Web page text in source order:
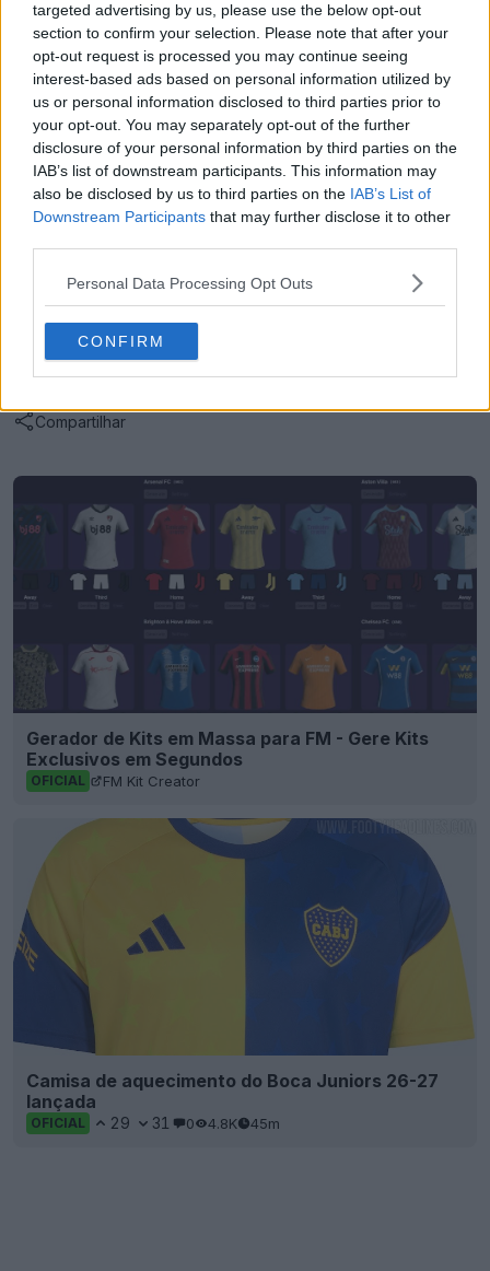
targeted advertising by us, please use the below opt-out
section to confirm your selection. Please note that after your
opt-out request is processed you may continue seeing
interest-based ads based on personal information utilized by
us or personal information disclosed to third parties prior to
your opt-out. You may separately opt-out of the further
disclosure of your personal information by third parties on the
IAB’s list of downstream participants. This information may
also be disclosed by us to third parties on the IAB’s List of
Downstream Participants that may further disclose it to other
Personal Data Processing Opt Outs
CONFIRM
Espera-se que a reformulação siga a tendência
moderna do futebol de otimização minimalista,
tornando o emblema mais adaptável aos meios digitais,
ao merchandising e ao apelo comercial global, ao
mesmo tempo que preserva os elementos tradicionais
sagrados do clube.
O que esperas ver no novo logótipo do Sporting CP?
Preferes uma atualização minimalista e moderna ou um
Mostrar Comentários
Compartilhar
Gerador de Kits em Massa para FM - Gere Kits
Exclusivos em Segundos
OFICIAL FM Kit Creator
Camisa de aquecimento do Boca Juniors 26-27
lançada
OFICIAL 29 31 0 4.8K 45m